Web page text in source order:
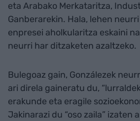
eta Arabako Merkataritza,
Ganberarekin. Hala, lehen
enpresei aholkularitza eskaini
neurri har ditzaketen azaltzeko.
Bulegoaz gain, Gonzálezek
ari direla gaineratu du,
erakunde eta eragile
Jakinarazi du “oso zaila” izaten